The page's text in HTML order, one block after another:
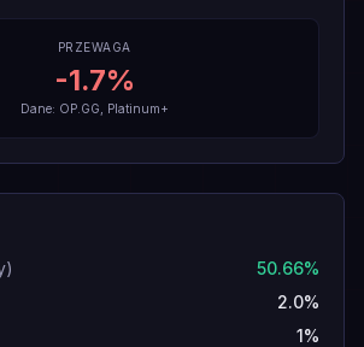
PRZEWAGA
-1.7%
Dane: OP.GG, Platinum+
50.66%
2.0%
1%